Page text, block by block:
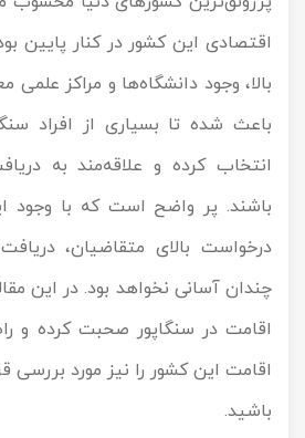
اقتصادی این کشور در کنار پایین
بالا، وجود دانشگاه‌ها و مراکز علمی
باعث شده تا بسیاری از افراد
انتخاب کرده و علاقه‌مند به
باشند. پر واضح است که با وجود
درخواست بالای متقاضیان،
چندان آسانی نخواهد بود. در این
اقامت در سنگاپور صحبت کرده و
اقامت این کشور را نیز مورد بررسی
باشید.
تور کویر مرنجاب
تور طبس
تور کویر مصر
تور کویر ابوزیدآباد
تور ماسوله
تور مرداب سراوان
اقساطی
اقساطی
تور سنگاپور اقساطی
تور مالدیو
تور زیارتی اقساطی